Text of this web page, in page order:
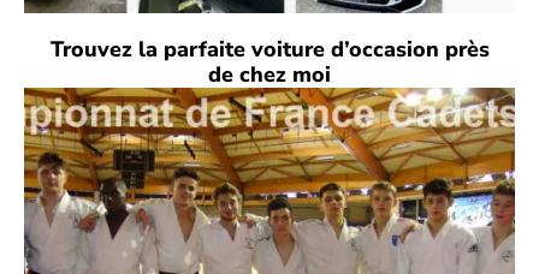
Trouvez la parfaite voiture d’occasion près
de chez moi